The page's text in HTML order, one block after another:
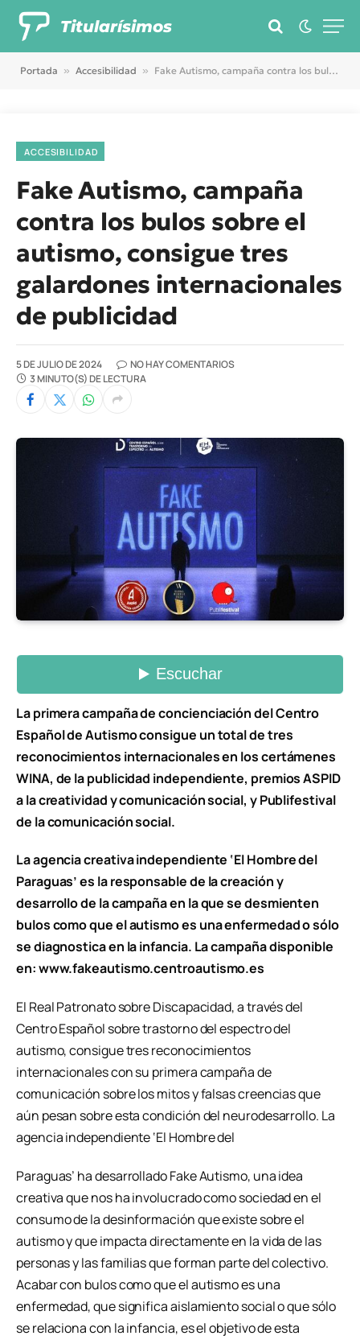
Titularísimos
Portada » Accesibilidad » Fake Autismo, campaña contra los bulos sobre el autismo, consigue tres galardones internacionales de publicidad
ACCESIBILIDAD
Fake Autismo, campaña
contra los bulos sobre el
autismo, consigue tres
galardones internacionales
de publicidad
5 DE JULIO DE 2024
NO HAY COMENTARIOS
3 MINUTO(S) DE LECTURA
La primera campaña de concienciación del Centro
Español de Autismo consigue un total de tres
reconocimientos internacionales en los certámenes
WINA, de la publicidad independiente, premios ASPID
a la creatividad y comunicación social, y Publifestival
de la comunicación social.
La agencia creativa independiente ‘El Hombre del
Paraguas’ es la responsable de la creación y
desarrollo de la campaña en la que se desmienten
bulos como que el autismo es una enfermedad o sólo
se diagnostica en la infancia. La campaña disponible
en: www.fakeautismo.centroautismo.es
El Real Patronato sobre Discapacidad, a través del
Centro Español sobre trastorno del espectro del
autismo, consigue tres reconocimientos
internacionales con su primera campaña de
comunicación sobre los mitos y falsas creencias que
aún pesan sobre esta condición del neurodesarrollo. La
agencia independiente ‘El Hombre del
Paraguas’ ha desarrollado Fake Autismo, una idea
creativa que nos ha involucrado como sociedad en el
consumo de la desinformación que existe sobre el
autismo y que impacta directamente en la vida de las
personas y las familias que forman parte del colectivo.
Acabar con bulos como que el autismo es una
enfermedad, que significa aislamiento social o que sólo
se relaciona con la infancia, es el objetivo de esta